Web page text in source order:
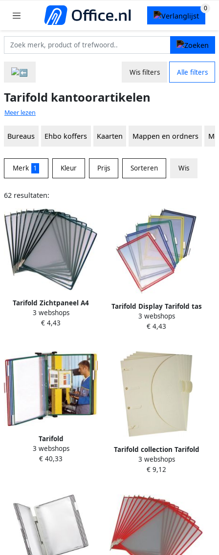
Wis filters Alle filters
Tarifold kantoorartikelen
Meer lezen
Bureaus Ehbo koffers Kaarten Mappen en ordners
Merk 1 Kleur Prijs Sorteren Wis
62 resultaten:
Tarifold Zichtpaneel A4
verticaal zwart 10 stuks
3 webshops
€ 4,43
Tarifold Display Tarifold tas
t-display geassorteerde
kleuren
3 webshops
€ 4,43
Tarifold
Zichtpanelensysteem wand
metaal A4 met 10-tassen
3 webshops
€ 40,33
Tarifold collection Tarifold
smartfolder geperforeerde
showtas ft A4 pak van 6
3 webshops
€ 9,12